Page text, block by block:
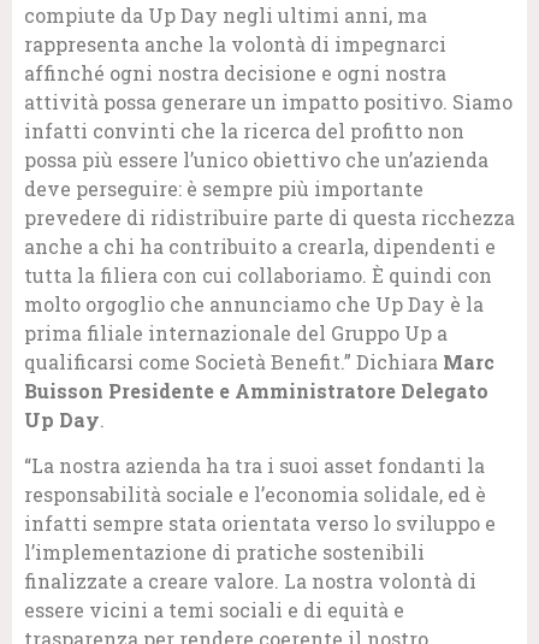
compiute da Up Day negli ultimi anni, ma
rappresenta anche la volontà di impegnarci
affinché ogni nostra decisione e ogni nostra
attività possa generare un impatto positivo. Siamo
infatti convinti che la ricerca del profitto non
possa più essere l’unico obiettivo che un’azienda
deve perseguire: è sempre più importante
prevedere di ridistribuire parte di questa ricchezza
anche a chi ha contribuito a crearla, dipendenti e
tutta la filiera con cui collaboriamo. È quindi con
molto orgoglio che annunciamo che Up Day è la
prima filiale internazionale del Gruppo Up a
qualificarsi come Società Benefit.” Dichiara Marc
Buisson Presidente e Amministratore Delegato
Up Day.
“La nostra azienda ha tra i suoi asset fondanti la
responsabilità sociale e l’economia solidale, ed è
infatti sempre stata orientata verso lo sviluppo e
l’implementazione di pratiche sostenibili
finalizzate a creare valore. La nostra volontà di
essere vicini a temi sociali e di equità e
trasparenza per rendere coerente il nostro